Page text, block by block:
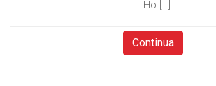
Ho […]
Continua